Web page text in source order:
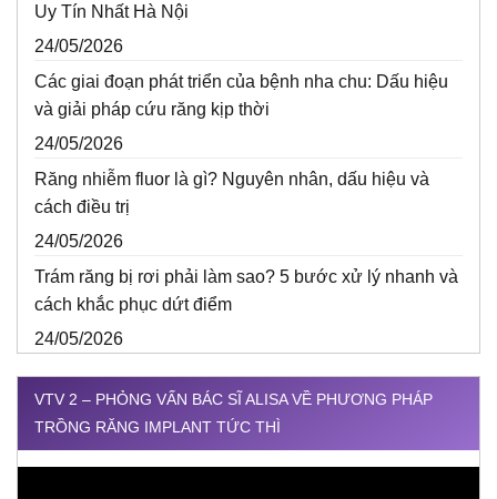
Uy Tín Nhất Hà Nội
24/05/2026
Các giai đoạn phát triển của bệnh nha chu: Dấu hiệu
và giải pháp cứu răng kịp thời
24/05/2026
Răng nhiễm fluor là gì? Nguyên nhân, dấu hiệu và
cách điều trị
24/05/2026
Trám răng bị rơi phải làm sao? 5 bước xử lý nhanh và
cách khắc phục dứt điểm
24/05/2026
VTV 2 – PHỎNG VẤN BÁC SĨ ALISA VỀ PHƯƠNG PHÁP
TRỒNG RĂNG IMPLANT TỨC THÌ